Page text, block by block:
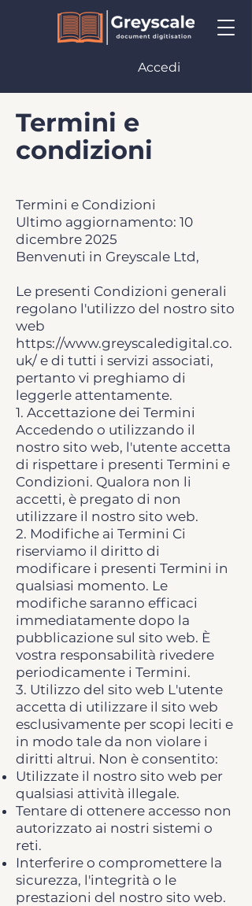
Accedi
Termini e
condizioni
Termini e Condizioni
Ultimo aggiornamento: 10
dicembre 2025
Benvenuti in Greyscale Ltd,
Le presenti Condizioni generali
regolano l'utilizzo del nostro sito
web
https://www.greyscaledigital.co.
uk/ e di tutti i servizi associati,
pertanto vi preghiamo di
leggerle attentamente.
1. Accettazione dei Termini
Accedendo o utilizzando il
nostro sito web, l'utente accetta
di rispettare i presenti Termini e
Condizioni. Qualora non li
accetti, è pregato di non
utilizzare il nostro sito web.
2. Modifiche ai Termini Ci
riserviamo il diritto di
modificare i presenti Termini in
qualsiasi momento. Le
modifiche saranno efficaci
immediatamente dopo la
pubblicazione sul sito web. È
vostra responsabilità rivedere
periodicamente i Termini.
3. Utilizzo del sito web L'utente
accetta di utilizzare il sito web
esclusivamente per scopi leciti e
in modo tale da non violare i
diritti altrui. Non è consentito:
Utilizzate il nostro sito web per
qualsiasi attività illegale.
Tentare di ottenere accesso non
autorizzato ai nostri sistemi o
reti.
Interferire o compromettere la
sicurezza, l'integrità o le
prestazioni del nostro sito web.